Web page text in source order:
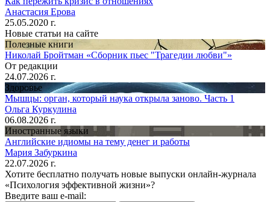
Анастасия Ерова
25.05.2020 г.
Новые статьи на сайте
Полезные книги
Николай Бройтман «Сборник пьес "Трагедии любви"»
От редакции
24.07.2026 г.
Здоровье
Мышцы: орган, который наука открыла заново. Часть 1
Ольга Куркулина
06.08.2026 г.
Иностранные языки
Английские идиомы на тему денег и работы
Мария Забуркина
22.07.2026 г.
Хотите бесплатно получать новые выпуски онлайн-журнала
«Психология эффективной жизни»?
Введите ваш e-mail: